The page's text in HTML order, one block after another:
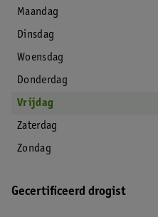
Maandag
Dinsdag
Woensdag
Donderdag
Vrijdag
Zaterdag
Zondag
Gecertificeerd drogist